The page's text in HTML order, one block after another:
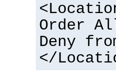
Order
Deny
</